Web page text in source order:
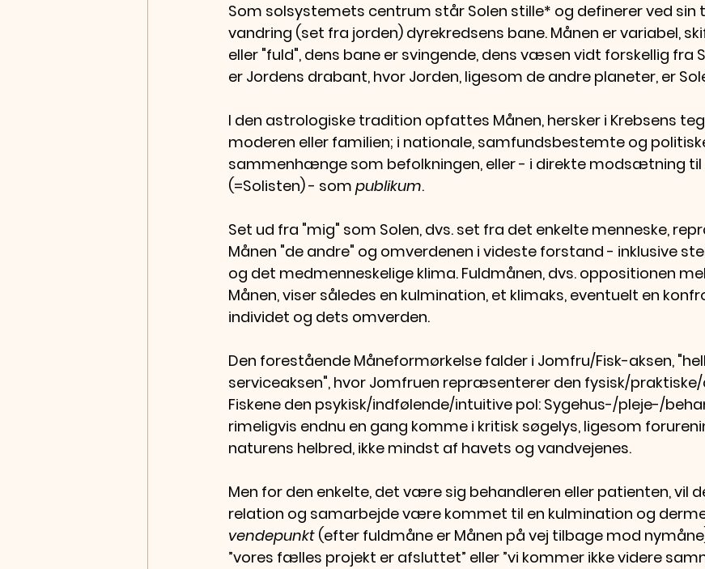
Som solsystemets centrum står Solen stille* og definerer ved sin
vandring (set fra jorden) dyrekredsens bane. Månen er variabel,
eller "fuld", dens bane er svingende, dens væsen vidt forskellig fra
er Jordens drabant, hvor Jorden, ligesom de andre planeter, er
I den astrologiske tradition opfattes Månen, hersker i Krebsens
moderen eller familien; i nationale, samfundsbestemte og
sammenhænge som befolkningen, eller - i direkte modsætning til
(=Solisten) - som publikum.
Set ud fra "mig" som Solen, dvs. set fra det enkelte menneske,
Månen "de andre" og omverdenen i videste forstand - inklusive
og det medmenneskelige klima. Fuldmånen, dvs. oppositionen
Månen, viser således en kulmination, et klimaks, eventuelt en
individet og dets omverden.
Den forestående Måneformørkelse falder i Jomfru/Fisk-aksen,
serviceaksen", hvor Jomfruen repræsenterer den fysisk/
Fiskene den psykisk/indfølende/intuitive pol: Sygehus-/pleje-/
rimeligvis endnu en gang komme i kritisk søgelys, ligesom
naturens helbred, ikke mindst af havets og vandvejenes.
Men for den enkelte, det være sig behandleren eller patienten, vil
relation og samarbejde være kommet til en kulmination og
vendepunkt (efter fuldmåne er Månen på vej tilbage mod
”vores fælles projekt er afsluttet” eller ”vi kommer ikke videre